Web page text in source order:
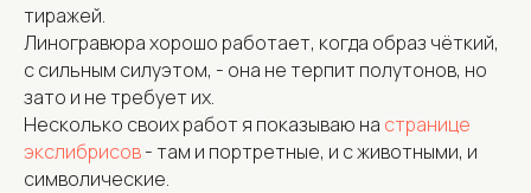
тиражей.
Линогравюра хорошо работает, когда образ чёткий,
с сильным силуэтом, - она не терпит полутонов, но
зато и не требует их.
Несколько своих работ я показываю на странице
экслибрисов- там и портретные, и с животными, и
символические.